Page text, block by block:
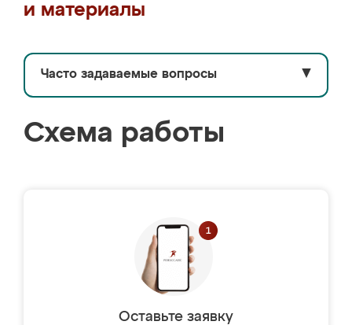
и материалы
Часто задаваемые вопросы ▼
Схема работы
Оставьте заявку